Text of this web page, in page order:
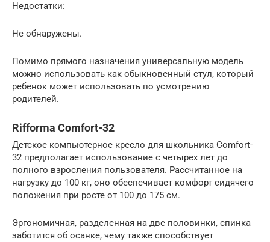
Недостатки:
Не обнаружены.
Помимо прямого назначения универсальную модель
можно использовать как обыкновенный стул, который
ребенок может использовать по усмотрению
родителей.
Rifforma Comfort-32
Детское компьютерное кресло для школьника Comfort-
32 предполагает использование с четырех лет до
полного взросления пользователя. Рассчитанное на
нагрузку до 100 кг, оно обеспечивает комфорт сидячего
положения при росте от 100 до 175 см.
Эргономичная, разделенная на две половинки, спинка
заботится об осанке, чему также способствует